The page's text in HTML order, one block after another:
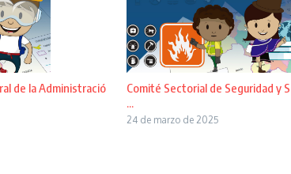
de la Administració
Comité Sectorial de Seguridad y
...
24 de marzo de 2025